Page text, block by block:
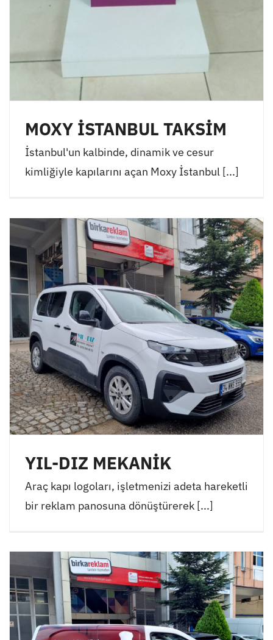
MOXY İSTANBUL TAKSİM
İstanbul'un kalbinde, dinamik ve cesur
kimliğiyle kapılarını açan Moxy İstanbul [...]
YIL-DIZ MEKANİK
Araç kapı logoları, işletmenizi adeta hareketli
bir reklam panosuna dönüştürerek [...]